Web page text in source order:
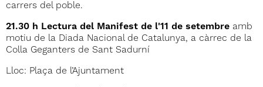
carrers del poble.
21.30 h Lectura del Manifest de l'11 de setembre amb
motiu de la Diada Nacional de Catalunya, a càrrec de la
Colla Geganters de Sant Sadurní
Lloc: Plaça de l’Ajuntament